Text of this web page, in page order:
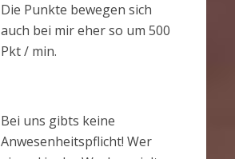
Die Punkte bewegen sich
auch bei mir eher so um 500
Pkt / min.
Bei uns gibts keine
Anwesenheitspflicht! Wer